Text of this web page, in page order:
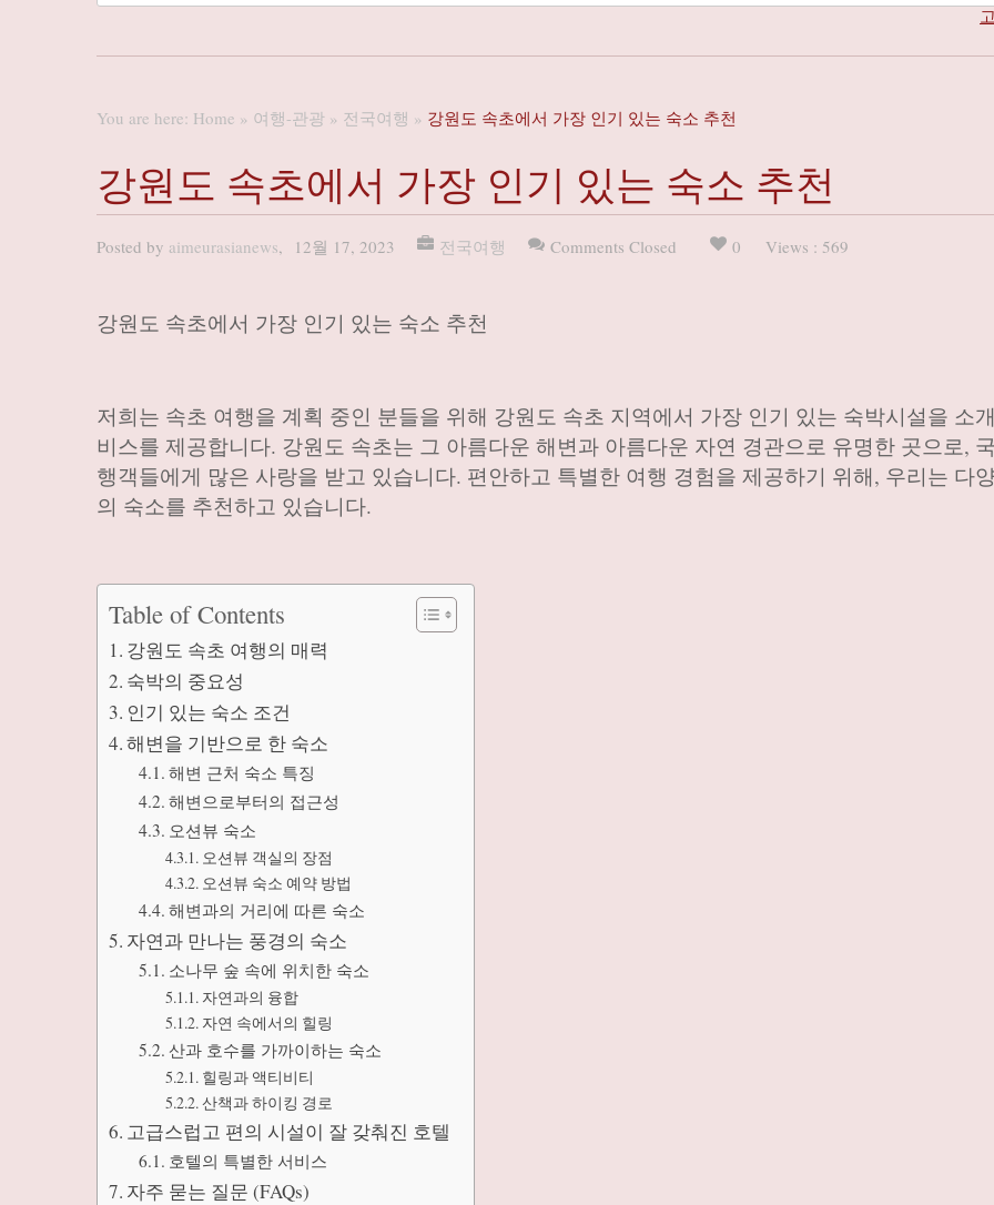
You are here: Home » 여행-관광 » 전국여행 » 강원도 속초에서 가장 인기 있는 숙소 추천
강원도 속초에서 가장 인기 있는 숙소 추천
Posted by aimeurasianews, 12월 17, 2023 전국여행 Comments Closed 0 Views : 569
강원도 속초에서 가장 인기 있는 숙소 추천
저희는 속초 여행을 계획 중인 분들을 위해 강원도 속초 지역에서 가장 인기 있는 숙박시설을 소
비스를 제공합니다. 강원도 속초는 그 아름다운 해변과 아름다운 자연 경관으로 유명한 곳으로,
행객들에게 많은 사랑을 받고 있습니다. 편안하고 특별한 여행 경험을 제공하기 위해, 우리는 다
의 숙소를 추천하고 있습니다.
Table of Contents
강원도 속초 여행의 매력
숙박의 중요성
인기 있는 숙소 조건
해변을 기반으로 한 숙소
해변 근처 숙소 특징
해변으로부터의 접근성
오션뷰 숙소
오션뷰 객실의 장점
오션뷰 숙소 예약 방법
해변과의 거리에 따른 숙소
자연과 만나는 풍경의 숙소
소나무 숲 속에 위치한 숙소
자연과의 융합
자연 속에서의 힐링
산과 호수를 가까이하는 숙소
힐링과 액티비티
산책과 하이킹 경로
고급스럽고 편의 시설이 잘 갖춰진 호텔
호텔의 특별한 서비스
자주 묻는 질문 (FAQs)